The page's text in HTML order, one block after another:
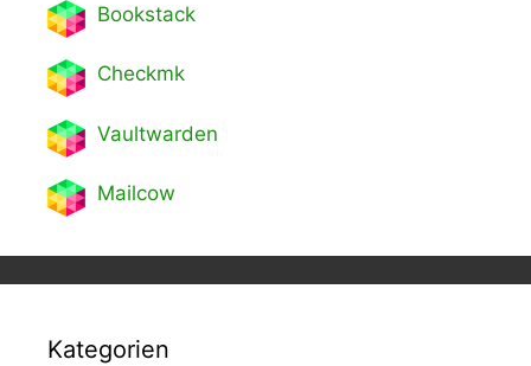
Bookstack
Checkmk
Vaultwarden
Mailcow
Kategorien